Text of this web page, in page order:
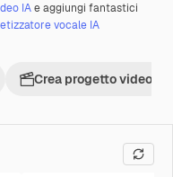
IAe aggiungi fantastici
vocale IA
Crea progetto video